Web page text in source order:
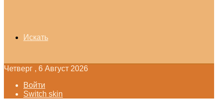
Искать
Четверг , 6 Август 2026
Войти
Switch skin